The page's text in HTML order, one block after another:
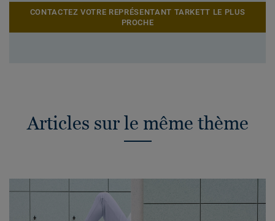
CONTACTEZ VOTRE REPRÉSENTANT TARKETT LE PLUS
PROCHE
Articles sur le même thème